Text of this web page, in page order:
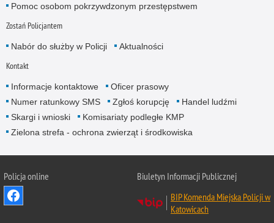
Pomoc osobom pokrzywdzonym przestępstwem
Zostań Policjantem
Nabór do służby w Policji Aktualności
Kontakt
Informacje kontaktowe
Oficer prasowy
Numer ratunkowy SMS
Zgłoś korupcję
Handel ludźmi
Skargi i wnioski
Komisariaty podległe KMP
Zielona strefa - ochrona zwierząt i środkowiska
Policja online
Biuletyn Informacji Publicznej
BIP Komenda Miejska Policji w
Katowicach